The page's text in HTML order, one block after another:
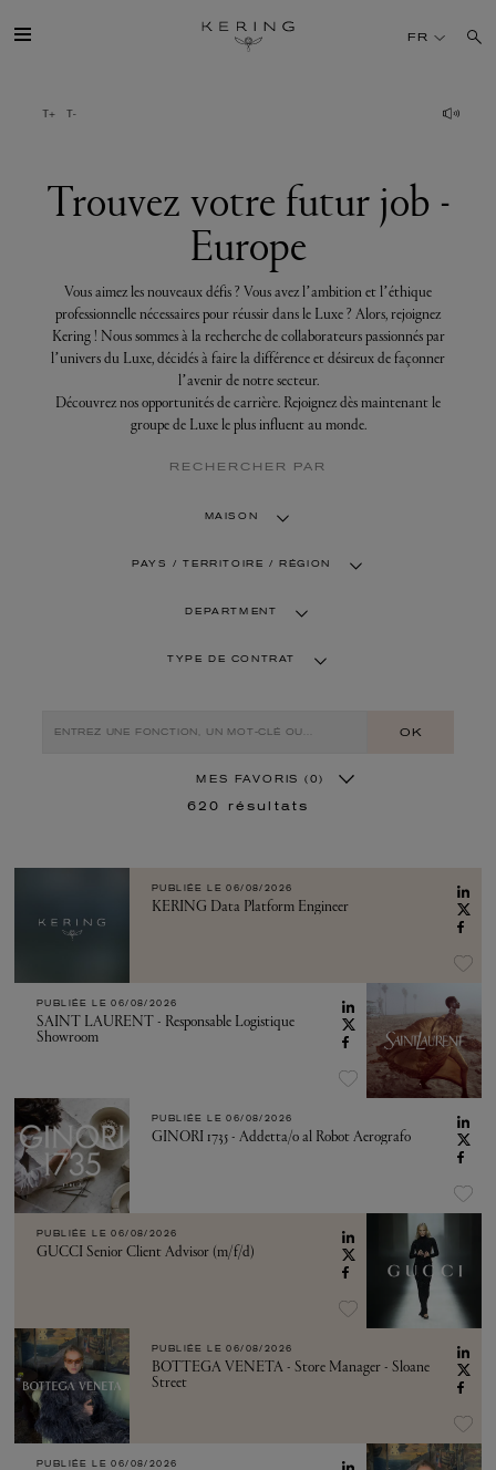
votre
futur
DÉV. DURABLE
FINANCE
PRESSE
FR
Trouvez votre futur job -
Europe
Vous aimez les nouveaux défis ? Vous avez l’ambition et l’éthique
professionnelle nécessaires pour réussir dans le Luxe ? Alors, rejoignez
Kering ! Nous sommes à la recherche de collaborateurs passionnés par
l’univers du Luxe, décidés à faire la différence et désireux de façonner
l’avenir de notre secteur.
Découvrez nos opportunités de carrière. Rejoignez dès maintenant le
groupe de Luxe le plus influent au monde.
RECHERCHER PAR
MAISON
PAYS / TERRITOIRE / RÉGION
DEPARTMENT
TYPE DE CONTRAT
OK
MES FAVORIS (0)
620 résultats
PUBLIÉE LE 06/08/2026
KERING Data Platform Engineer
PUBLIÉE LE 06/08/2026
SAINT LAURENT - Responsable Logistique
Showroom
PUBLIÉE LE 06/08/2026
GINORI 1735 - Addetta/o al Robot Aerografo
PUBLIÉE LE 06/08/2026
GUCCI Senior Client Advisor (m/f/d)
PUBLIÉE LE 06/08/2026
BOTTEGA VENETA - Store Manager - Sloane
Street
PUBLIÉE LE 06/08/2026